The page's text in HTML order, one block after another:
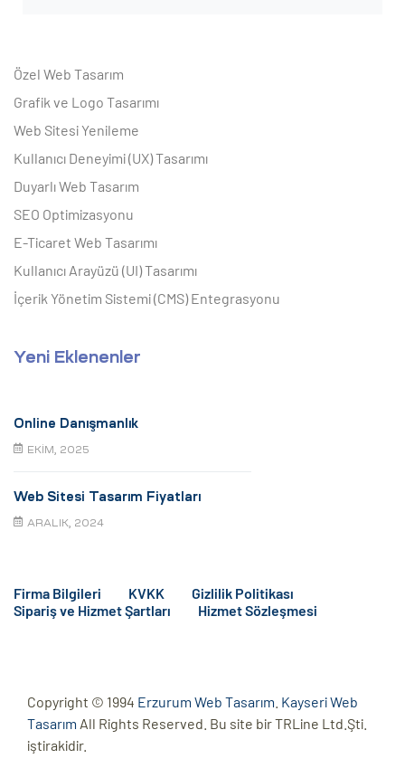
Özel Web Tasarım
Grafik ve Logo Tasarımı
Web Sitesi Yenileme
Kullanıcı Deneyimi (UX) Tasarımı
Duyarlı Web Tasarım
SEO Optimizasyonu
E-Ticaret Web Tasarımı
Kullanıcı Arayüzü (UI) Tasarımı
İçerik Yönetim Sistemi (CMS) Entegrasyonu
Yeni Eklenenler
Online Danışmanlık
EKIM, 2025
Web Sitesi Tasarım Fiyatları
ARALIK, 2024
Firma Bilgileri KVKK
Gizlilik Politikası
Sipariş ve Hizmet Şartları
Hizmet Sözleşmesi
Copyright © 1994 Erzurum Web Tasarım Kayseri Web
Tasarım All Rights Reserved. Bu site bir TRLine Ltd.Şti.
iştirakidir.